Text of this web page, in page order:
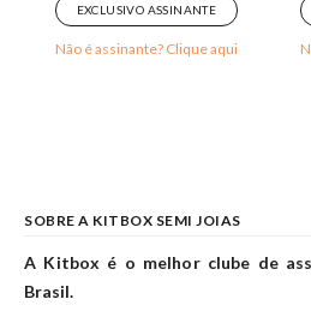
EXCLUSIVO ASSINANTE
Não é assinante? Clique aqui
SOBRE A KITBOX SEMI JOIAS
A Kitbox é o melhor clube de
Brasil.